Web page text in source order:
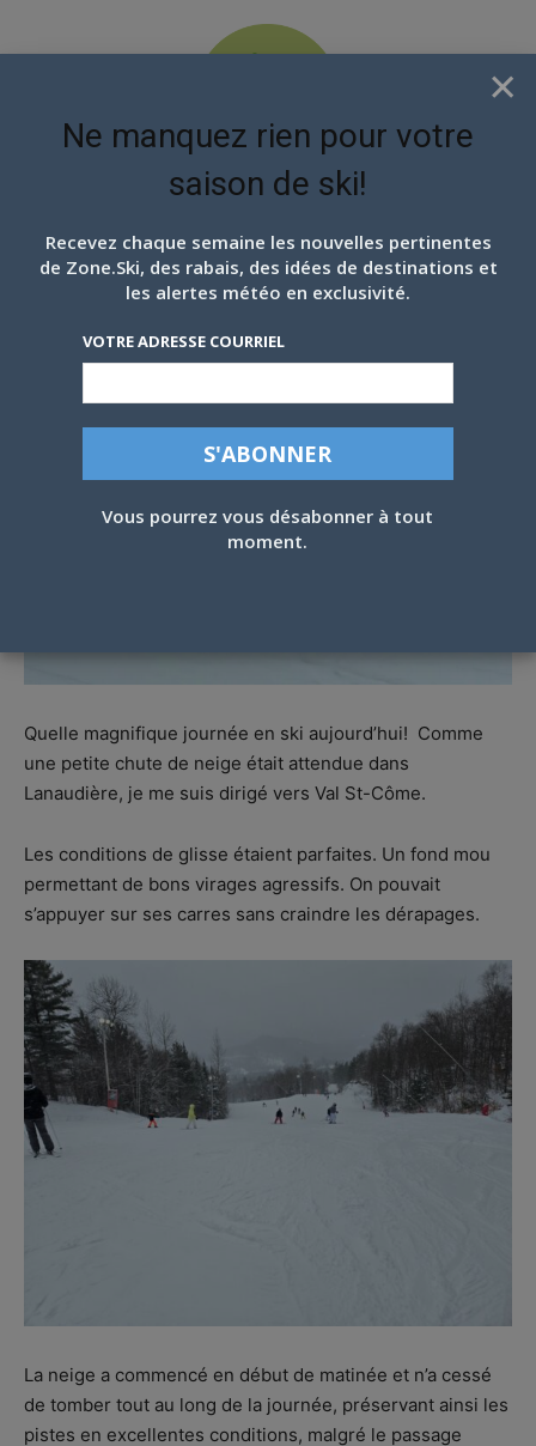
EN ATTENDANT LES
EN IMAGES: VAL ST-CÔME,
18 JANVIER 2025
Quelle magnifique journée en ski aujourd’hui! Comme
une petite chute de neige était attendue dans
Lanaudière, je me suis dirigé vers Val St-Côme.
Les conditions de glisse étaient parfaites. Un fond mou
permettant de bons virages agressifs. On pouvait
s’appuyer sur ses carres sans craindre les dérapages.
La neige a commencé en début de matinée et n’a cessé
de tomber tout au long de la journée, préservant ainsi les
pistes en excellentes conditions, malgré le passage
×
Ne manquez rien pour votre
saison de ski!
Recevez chaque semaine les nouvelles pertinentes
de Zone.Ski, des rabais, des idées de destinations et
les alertes météo en exclusivité.
VOTRE ADRESSE COURRIEL
Vous pourrez vous désabonner à tout
moment.